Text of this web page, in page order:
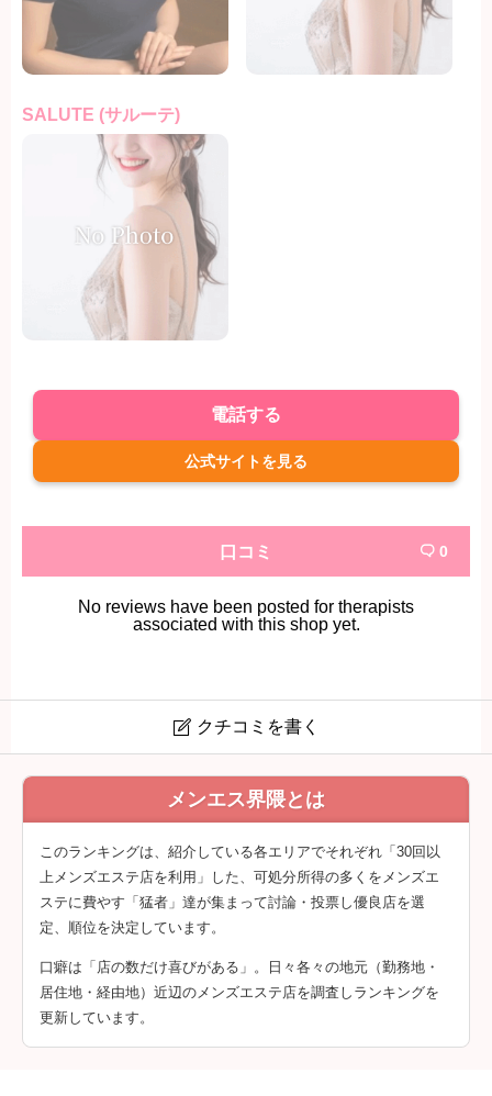
SALUTE (サルーテ)
電話する
公式サイトを見る
口コミ  0
No reviews have been posted for therapists
associated with this shop yet.
 クチコミを書く
EBISPA (エビスパ)
メンエス界隈とは
このランキングは、紹介している各エリアでそれぞれ「30回以
上メンズエステ店を利用」した、可処分所得の多くをメンズエ
ステに費やす「猛者」達が集まって討論・投票し優良店を選
定、順位を決定しています。
口癖は「店の数だけ喜びがある」。日々各々の地元（勤務地・
居住地・経由地）近辺のメンズエステ店を調査しランキングを
更新しています。